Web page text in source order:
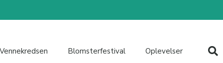
Vennekredsen Blomsterfestival Oplevelser